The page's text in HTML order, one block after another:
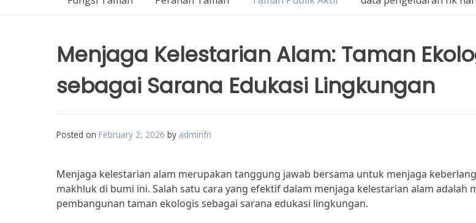
Menjaga Kelestarian Alam: Taman
sebagai Sarana Edukasi Lingkungan
Posted on February 2, 2026 by adminfri
Menjaga kelestarian alam merupakan tanggung jawab bersama untuk menjaga
makhluk di bumi ini. Salah satu cara yang efektif dalam menjaga kelestarian alam adalah
pembangunan taman ekologis sebagai sarana edukasi lingkungan.